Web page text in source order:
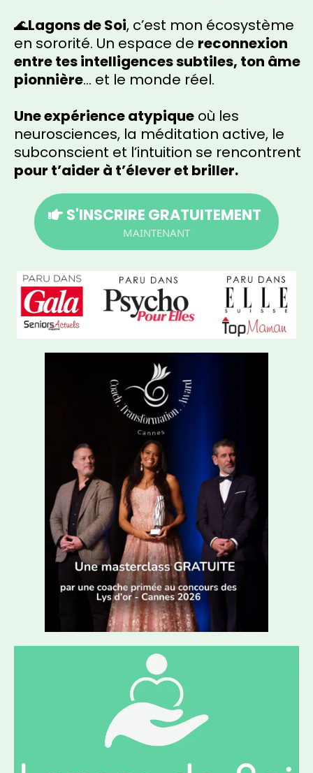
🌊Lagons de Soi, c’est mon écosystème
en sororité. Un espace de reconnexion
entre tes intelligences subtiles, ton âme
pionnière… et le monde réel.
Une expérience atypique où les
neurosciences, la méditation active, le
subconscient et l’intuition se rencontrent
pour t’aider à t’élever et briller.
S'INSCRIRE GRATUITEMENT
MAINTENANT